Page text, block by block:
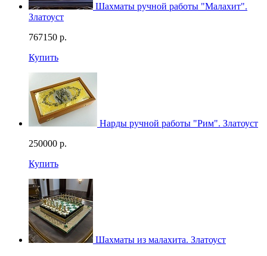
Шахматы ручной работы "Малахит".
Златоуст
767150 р.
Купить
Нарды ручной работы "Рим". Златоуст
250000 р.
Купить
Шахматы из малахита. Златоуст